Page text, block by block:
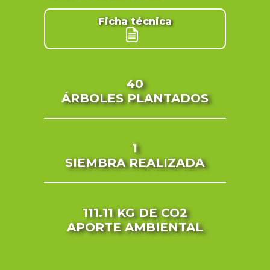
Ficha técnica
40
ÁRBOLES PLANTADOS
1
SIEMBRA REALIZADA
111.11 KGDE CO2
APORTE AMBIENTAL